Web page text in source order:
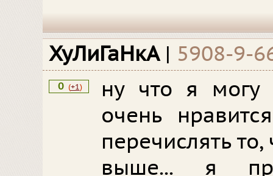
ХуЛиГаНкА | 5908-9-
0 (+1)
ну что я могу
очень
перечислять
выше... я